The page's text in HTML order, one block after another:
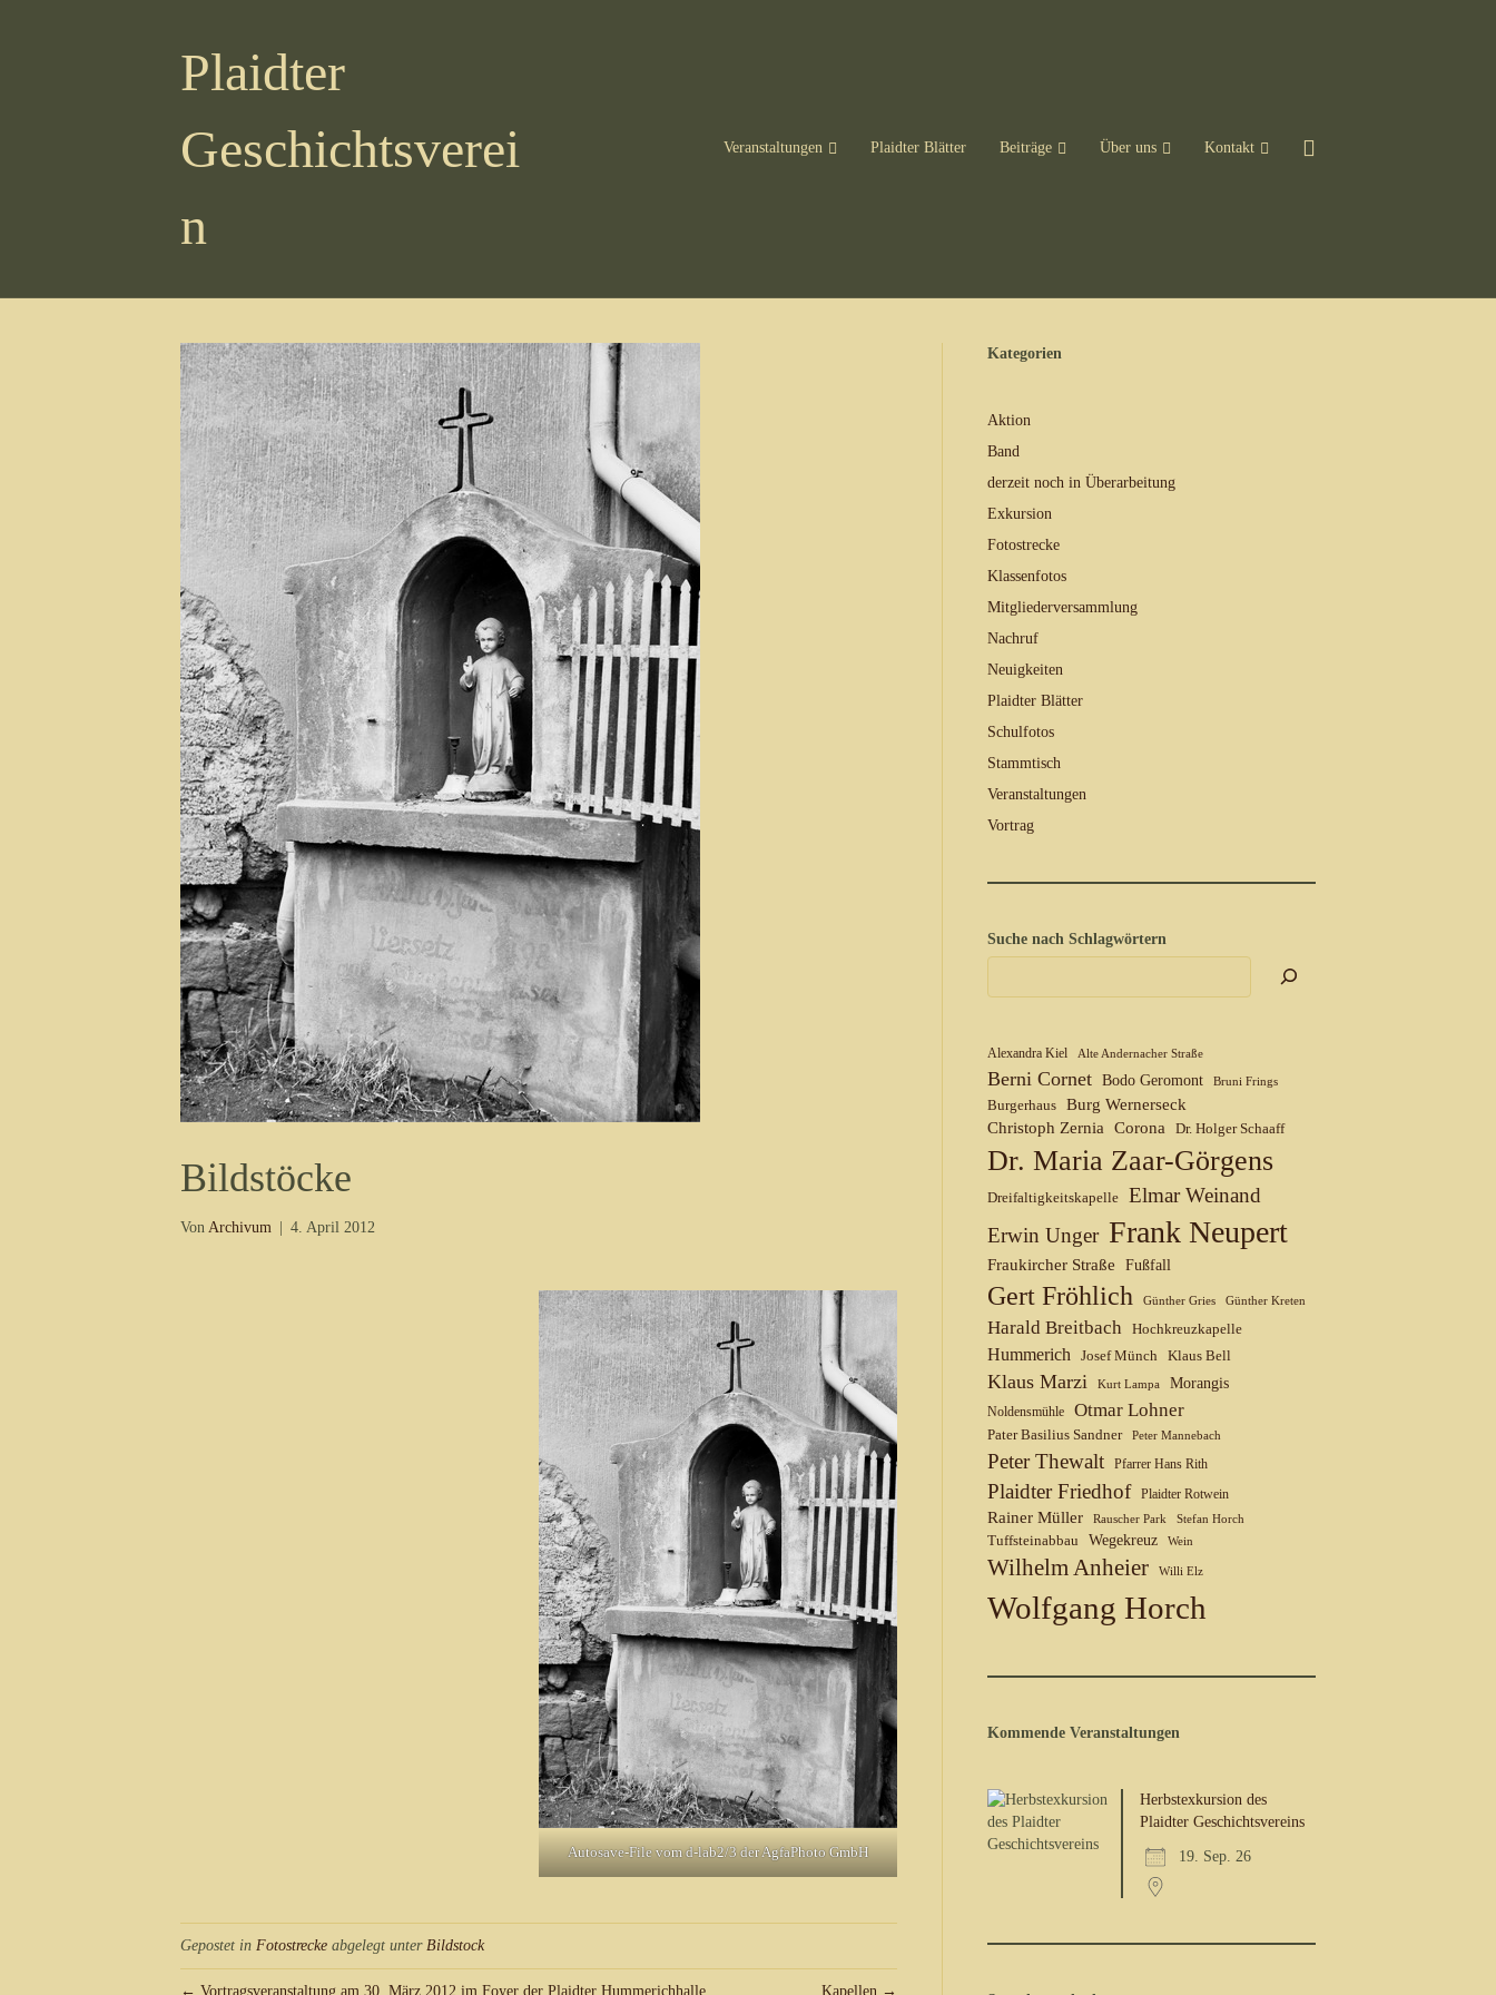
Plaidter
Geschichtsverei
n
Veranstaltungen Plaidter Blätter Beiträge Über uns Kontakt
Bildstöcke
Von Archivum 4. April 2012
Autosave-File vom d-lab2/3 der AgfaPhoto GmbH
Gepostet in Fotostrecke abgelegt unter Bildstock
← Vortragsveranstaltung am 30. März 2012 im Foyer der Plaidter Hummerichhalle Kapellen →
Kategorien
Aktion
Band
derzeit noch in Überarbeitung
Exkursion
Fotostrecke
Klassenfotos
Mitgliederversammlung
Nachruf
Neuigkeiten
Plaidter Blätter
Schulfotos
Stammtisch
Veranstaltungen
Vortrag
Suche nach Schlagwörtern
Alexandra Kiel Alte Andernacher Straße
Berni Cornet Bodo Geromont Bruni Frings
Burgerhaus Burg Wernerseck
Christoph Zernia
Corona Dr. Holger Schaaff
Dr. Maria Zaar-Görgens
Dreifaltigkeitskapelle Elmar Weinand
Erwin Unger Frank Neupert
Fraukircher Straße Fußfall
Gert Fröhlich Günther Gries Günther Kreten
Harald Breitbach Hochkreuzkapelle
Hummerich Josef Münch Klaus Bell
Klaus Marzi Kurt Lampa Morangis
Noldensmühle Otmar Lohner
Pater Basilius Sandner Peter Mannebach
Peter Thewalt Pfarrer Hans Rith
Plaidter Friedhof Plaidter Rotwein
Rainer Müller Rauscher Park Stefan Horch
Tuffsteinabbau Wegekreuz Wein
Wilhelm Anheier Willi Elz
Wolfgang Horch
Kommende Veranstaltungen
Herbstexkursion des
Plaidter Geschichtsvereins
19. Sep. 26